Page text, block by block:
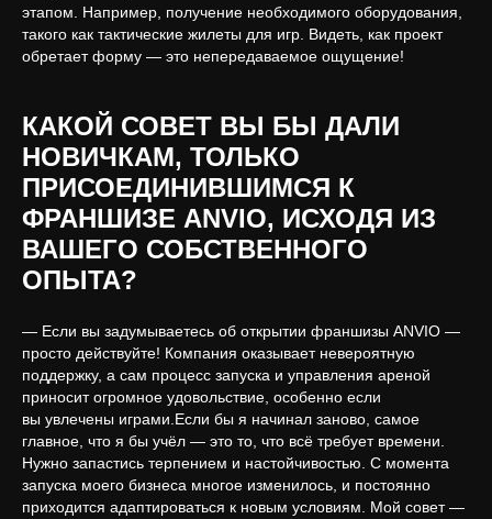
этапом. Например, получение необходимого оборудования,
такого как тактические жилеты для игр. Видеть, как проект
обретает форму — это непередаваемое ощущение!
КАКОЙ СОВЕТ ВЫ БЫ ДАЛИ
НОВИЧКАМ, ТОЛЬКО
ПРИСОЕДИНИВШИМСЯ К
ФРАНШИЗЕ ANVIO, ИСХОДЯ ИЗ
ВАШЕГО СОБСТВЕННОГО
ОПЫТА?
— Если вы задумываетесь об открытии франшизы ANVIO —
просто действуйте! Компания оказывает невероятную
поддержку, а сам процесс запуска и управления ареной
приносит огромное удовольствие, особенно если
вы увлечены играми.Если бы я начинал заново, самое
главное, что я бы учёл — это то, что всё требует времени.
Нужно запастись терпением и настойчивостью. С момента
запуска моего бизнеса многое изменилось, и постоянно
приходится адаптироваться к новым условиям. Мой совет —